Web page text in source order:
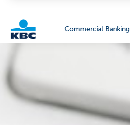
Commercial Banking